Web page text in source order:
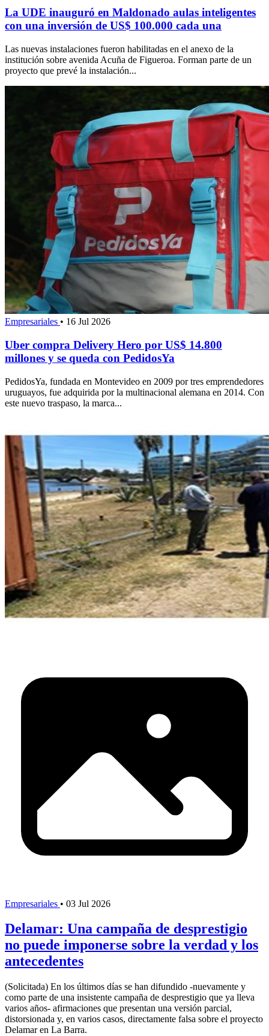
La UDE inauguró en Maldonado aulas inteligentes
con una inversión de US$ 100.000 cada una
Las nuevas instalaciones fueron habilitadas en el anexo de la
institución sobre avenida Acuña de Figueroa. Forman parte de un
proyecto que prevé la instalación...
Empresariales • 16 Jul 2026
Uber compra Delivery Hero por US$ 14.800
millones y se queda con PedidosYa
PedidosYa, fundada en Montevideo en 2009 por tres emprendedores
uruguayos, fue adquirida por la multinacional alemana en 2014. Con
este nuevo traspaso, la marca...
Empresariales • 03 Jul 2026
Delamar: Una campaña de desprestigio
no puede imponerse sobre la verdad y los
antecedentes
(Solicitada) En los últimos días se han difundido -nuevamente y
como parte de una insistente campaña de desprestigio que ya lleva
varios años- afirmaciones que presentan una versión parcial,
distorsionada y, en varios casos, directamente falsa sobre el proyecto
Delamar en La Barra.